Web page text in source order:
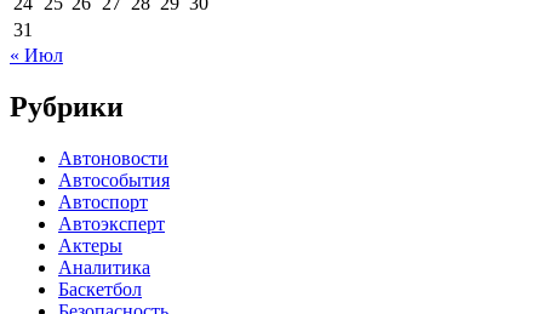
31
« Июл
Рубрики
Автоновости
Автособытия
Автоспорт
Автоэксперт
Актеры
Аналитика
Баскетбол